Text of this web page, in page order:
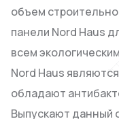
объем
панели Nord Haus
всем
Nord Haus
обладают
Выпускают данный